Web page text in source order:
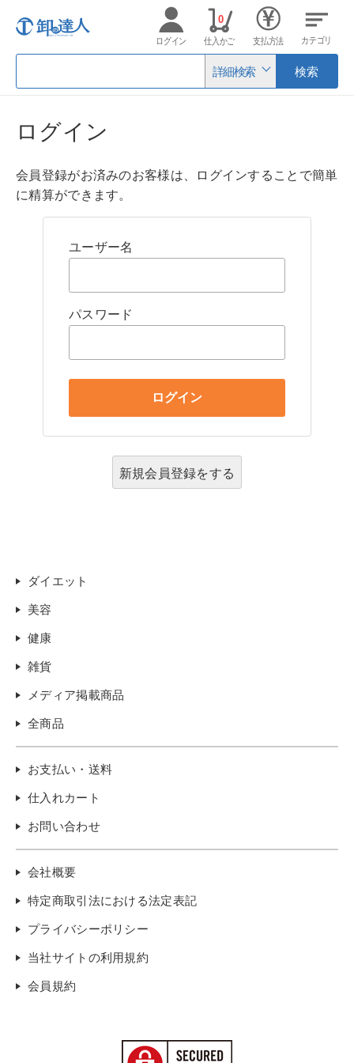
詳細検索 検索
ログイン 仕入かご
0
支払方法 カテゴリ
ログイン
会員登録がお済みのお客様は、ログインすることで簡単
に精算ができます。
ユーザー名
パスワード
新規会員登録をする
ダイエット
美容
健康
雑貨
メディア掲載商品
全商品
お支払い・送料
仕入れカート
お問い合わせ
会社概要
特定商取引法における法定表記
プライバシーポリシー
当社サイトの利用規約
会員規約